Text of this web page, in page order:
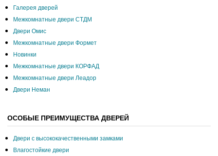
Галерея дверей
Межкомнатные двери СТДМ
Двери Омис
Межкомнатные двери Формет
Новинки
Межкомнатные двери КОРФАД
Межкомнатные двери Леадор
Двери Неман
ОСОБЫЕ ПРЕИМУЩЕСТВА ДВЕРЕЙ
Двери с высококачественными замками
Влагостойкие двери